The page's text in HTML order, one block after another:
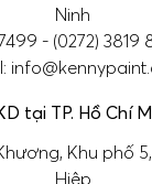
Ninh
- (0272) 3819
tại TP. Hồ Chí
Khu phố
Hiệp